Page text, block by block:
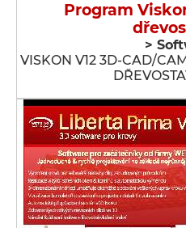
Program
>
VISKON V12 3D-CAD/